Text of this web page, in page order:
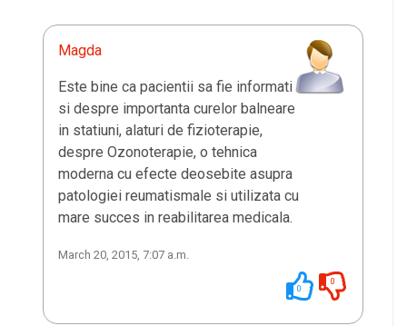
Magda
Este bine ca pacientii sa fie informati
si despre importanta curelor balneare
in statiuni, alaturi de fizioterapie,
despre Ozonoterapie, o tehnica
moderna cu efecte deosebite asupra
patologiei reumatismale si utilizata cu
mare succes in reabilitarea medicala.
March 20, 2015, 7:07 a.m.
0
0